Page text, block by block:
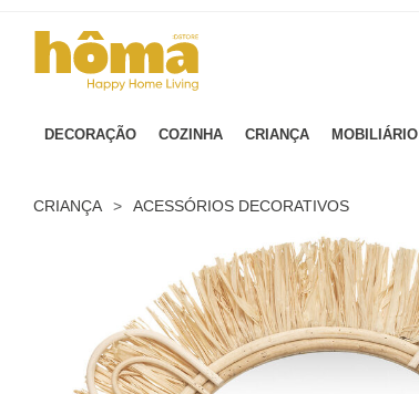
DECORAÇÃO COZINHA CRIANÇA MOBILIÁRIO
CRIANÇA > ACESSÓRIOS DECORATIVOS